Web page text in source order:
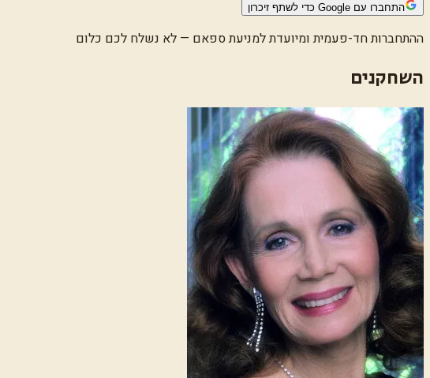
התחברו עם Google כדי לשתף זיכרון
ההתחברות חד-פעמית ומיועדת למניעת ספאם — לא נשלח לכם כלום
השחקנים